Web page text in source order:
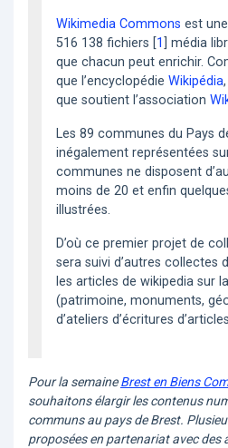
Wikimedia Commons est
516 138 fichiers [1
média
que chacun peut enrichir.
que l’encyclopédie Wikipédia
que soutient l’association
Les 89 communes du Pays
inégalement représentées
communes ne disposent
moins de 20 et enfin
illustrées.
D’où ce premier projet de
sera suivi d’autres collectes
les articles de wikipedia sur
(patrimoine, monuments,
d’ateliers d’écritures
Pour la semaineBrest en Biens
souhaitons élargir les contenus
communs au pays de Brest.
proposées en partenariat avec des